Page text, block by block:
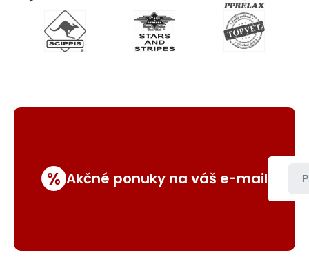
% Akčné ponuky na váš e-mail